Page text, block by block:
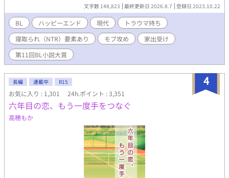
拾ったのは、バーの店員でイケメンの涼真だった。涼真はその日
の内に陸を抱き、二人の同棲生活が始まる。 だが、三年後の陸の
誕生日に事件は起きる。陸がバイトをしているコンビニからケー
キを買って帰ると、涼真の浮気現場を目撃してしまったのだ。 家
出の原因となったトラウマを再び見せられた陸は、耐え切れず荷
物をまとめて家を飛び出す。 雪の中行くあてもなく困った陸は、
ひと晩の宿を求めてコンビニの休憩室を目指す。 その日に深夜シ
は泣いてしまった陸の話を聞いて、同居を申し出る。 困っていた
陸は同居することを決めた。だけど、もう二度と人なんて信用で
きない。絶対心を開かないと決意する陸だったが、史也のおかん
な優しさにどんどん絆されてしまい――。 裏切られ続けていた陸
が、再び人を信じてトラウマを克服し、幸せを掴もうと足掻く救
済ＢＬです。ハッピーエンドです。 固定ＣＰ、R18回には※を付
けます。 ムーンにも掲載中。全56話となります。 ミドリ名義で投
稿していたものをR18専用緑虫垢に移動しました。 午前と午後の
6:10の一日二回投稿となります。
文字数 148,823 最終更新日 2026.8.7 登録日 2023.10.22
BL ハッピーエンド 現代
トラウマ持ち
寝取られ（NTR）要素あり
モブ攻め
家出受け
第11回BL小説大賞
4
長編 連載中 R15
お気に入り : 1,301 24h.ポイント : 3,351
六年目の恋、もう一度手をつなぐ
高穂もか